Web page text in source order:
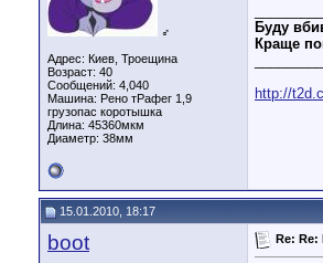
♂
Адрес: Киев, Троещина
Возраст: 40
Сообщений: 4,040
Машина: Рено тРафег 1,9
грузопас коротышка
Длина: 45360мкм
Диаметр: 38мм
Буду
Краще
http://
15.01.2010, 18:17
boot Re: Re: